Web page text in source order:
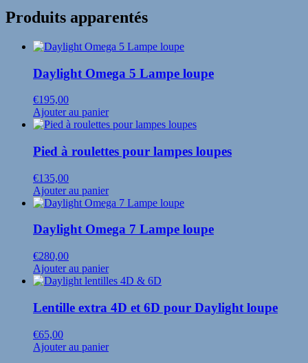
Lampe
Produits apparentés
Daylight Omega 5 Lampe loupe
€195,00
Ajouter au panier
Pied à roulettes pour lampes loupes
€135,00
Ajouter au panier
Daylight Omega 7 Lampe loupe
€280,00
Ajouter au panier
Lentille extra 4D et 6D pour Daylight loupe
€65,00
Ajouter au panier